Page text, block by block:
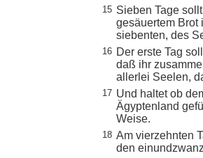
15 Sieben Tage
gesäuertem Brot
siebenten, des
16 Der erste Tag
daß ihr
allerlei Seelen,
17 Und haltet ob
Ägyptenland
Weise.
18 Am vierzehnten
den